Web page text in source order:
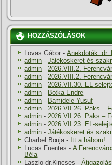
HOZZÁSZÓLÁSOK
Lovas Gábor -Anekdoták: dr.
admin -Játékoskeret és
admin - 2026.VIII.2.
admin - 2026.VIII.2.
admin - 2026.VII.30. EL-
admin - Botka Endre
admin - Bamidele Yusuf
admin - 2026.VII.26. Paks –
admin - 2026.VII.26. Paks –
admin - 2026.VII.23. EL-
admin -Játékoskeret és
Charbel Bouja - Itt a háboru!
Lucas Fuentes -A
Béla
Laszlo dr.Kincses -